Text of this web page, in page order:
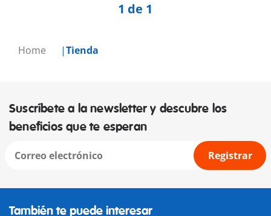
Home Tienda
1 de 1
Suscríbete a la newsletter y descubre los
beneficios que te esperan
Registrar
También te puede interesar